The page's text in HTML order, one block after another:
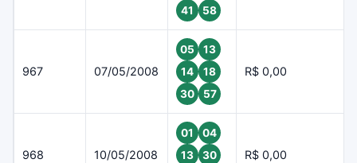
41
58
967 07/05/2008
05
13
14
18
30
57
R$ 0,00
968 10/05/2008
01
04
13
30
R$ 0,00